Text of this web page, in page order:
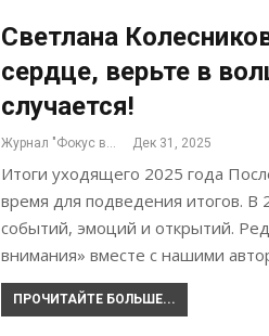
Светлана
сердце, верьте в
случается!
Журнал "Фокус внимания" Дек 31, 2025
Итоги уходящего 2025 года
время для подведения итогов. В
событий, эмоций и открытий.
внимания» вместе с нашими
ПРОЧИТАЙТЕ БОЛЬШЕ...